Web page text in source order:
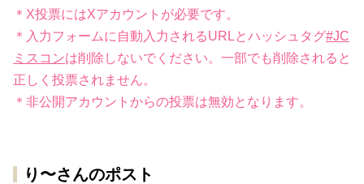
＊X投票にはXアカウントが必要です。
＊入力フォームに自動入力されるURLとハッシュタグ#JC
ミスコンは削除しないでください。一部でも削除されると
正しく投票されません。
＊非公開アカウントからの投票は無効となります。
り〜さんのポスト